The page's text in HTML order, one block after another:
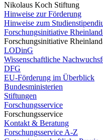
Nikolaus Koch Stiftung
Hinweise zur Förderung
Hinweise zum
Forschungsinitiative
Forschungsinitiative
LODinG
Wissenschaftliche
DFG
EU-Förderung im Überblick
Bundesministerien
Stiftungen
Forschungsservice
Forschungsservice
Kontakt & Beratung
Forschungsservice A-Z